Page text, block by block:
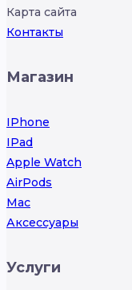
Карта сайта
Контакты
Магазин
IPhone
IPad
Apple Watch
AirPods
Mac
Аксессуары
Услуги